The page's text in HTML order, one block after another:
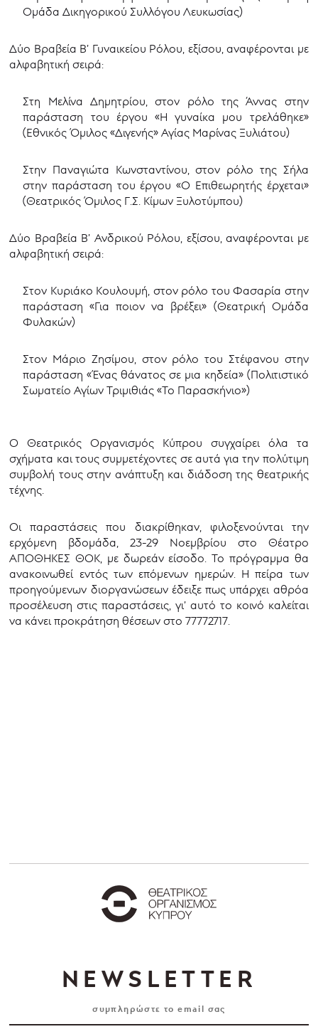
Ομάδα Δικηγορικού Συλλόγου Λευκωσίας)
Δύο Βραβεία Β’ Γυναικείου Ρόλου, εξίσου, αναφέρονται με
αλφαβητική σειρά:
Στη Μελίνα Δημητρίου, στον ρόλο της Άννας στην
παράσταση του έργου «Η γυναίκα μου τρελάθηκε»
(Εθνικός Όμιλος «Διγενής» Αγίας Μαρίνας Ξυλιάτου)
Στην Παναγιώτα Κωνσταντίνου, στον ρόλο της Σήλα
στην παράσταση του έργου «Ο Επιθεωρητής έρχεται»
(Θεατρικός Όμιλος Γ.Σ. Κίμων Ξυλοτύμπου)
Δύο Βραβεία Β’ Ανδρικού Ρόλου, εξίσου, αναφέρονται με
αλφαβητική σειρά:
Στον Κυριάκο Κουλουμή, στον ρόλο του Φασαρία στην
παράσταση «Για ποιον να βρέξει» (Θεατρική Ομάδα
Φυλακών)
Στον Μάριο Ζησίμου, στον ρόλο του Στέφανου στην
παράσταση «Ένας θάνατος σε μια κηδεία» (Πολιτιστικό
Σωματείο Αγίων Τριμιθιάς «Το Παρασκήνιο»)
Ο Θεατρικός Οργανισμός Κύπρου συγχαίρει όλα τα
σχήματα και τους συμμετέχοντες σε αυτά για την πολύτιμη
συμβολή τους στην ανάπτυξη και διάδοση της θεατρικής
τέχνης.
Οι παραστάσεις που διακρίθηκαν, φιλοξενούνται την
ερχόμενη βδομάδα, 23-29 Νοεμβρίου στο Θέατρο
ΑΠΟΘΗΚΕΣ ΘΟΚ, με δωρεάν είσοδο. Το πρόγραμμα θα
ανακοινωθεί εντός των επόμενων ημερών. Η πείρα των
προηγούμενων διοργανώσεων έδειξε πως υπάρχει αθρόα
προσέλευση στις παραστάσεις, γι’ αυτό το κοινό καλείται
να κάνει προκράτηση θέσεων στο 77772717.
NEWSLETTER